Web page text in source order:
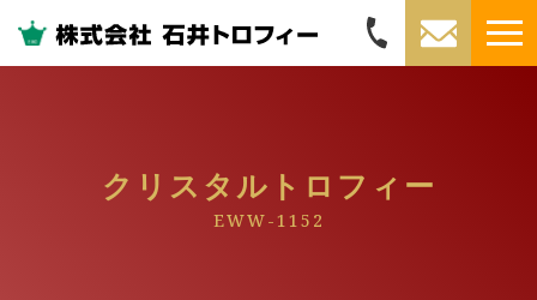
クリスタルトロフィー
EWW-1152